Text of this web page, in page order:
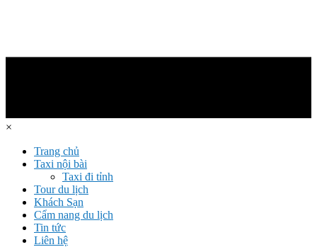
×
Trang chủ
Taxi nội bài
Taxi đi tỉnh
Tour du lịch
Khách Sạn
Cẩm nang du lịch
Tin tức
Liên hệ